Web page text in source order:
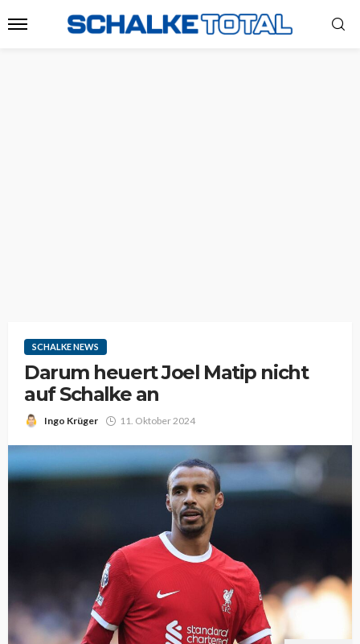
SCHALKE NEWS
Darum heuert Joel Matip nicht
auf Schalke an
Ingo Krüger 11. Oktober 2024